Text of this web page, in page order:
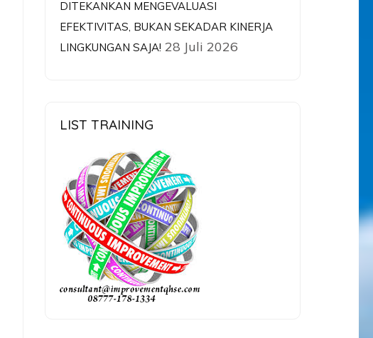
DITEKANKAN MENGEVALUASI
EFEKTIVITAS, BUKAN SEKADAR KINERJA
LINGKUNGAN SAJA! 28 Juli 2026
LIST TRAINING